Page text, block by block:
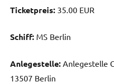
Ticketpreis: 35.00 EUR
Schiff: MS Berlin
Anlegestelle: Anlegestelle
13507 Berlin